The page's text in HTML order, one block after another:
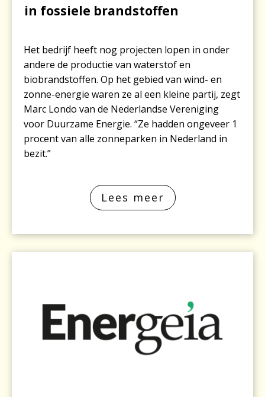
in fossiele brandstoffen
Het bedrijf heeft nog projecten lopen in onder
andere de productie van waterstof en
biobrandstoffen. Op het gebied van wind- en
zonne-energie waren ze al een kleine partij, zegt
Marc Londo van de Nederlandse Vereniging
voor Duurzame Energie. “Ze hadden ongeveer 1
procent van alle zonneparken in Nederland in
bezit.”
Lees meer